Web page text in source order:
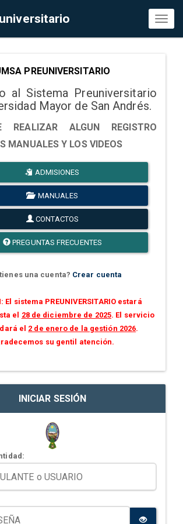
PREUNIVERSITARIO
al Sistema Preuniversitario
Mayor de San Andrés.
REALIZAR ALGUN REGISTRO
MANUALES Y LOS VIDEOS
ADMISIONES
MANUALES
CONTACTOS
PREGUNTAS FRECUENTES
una cuenta? Crear cuenta
El sistema PREUNIVERSITARIO estará
el 28 de diciembre de 2025. El servicio
el 2 de enero de la gestión 2026.
su gentil atención.
INICIAR SESIÓN